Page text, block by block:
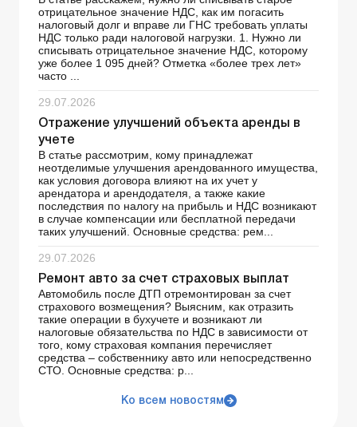
отрицательное значение НДС, как им погасить
налоговый долг и вправе ли ГНС требовать уплаты
НДС только ради налоговой нагрузки. 1. Нужно ли
списывать отрицательное значение НДС, которому
уже более 1 095 дней? Отметка «более трех лет»
часто ...
29.07.2026
Отражение улучшений объекта аренды в
учете
В статье рассмотрим, кому принадлежат
неотделимые улучшения арендованного имущества,
как условия договора влияют на их учет у
арендатора и арендодателя, а также какие
последствия по налогу на прибыль и НДС возникают
в случае компенсации или бесплатной передачи
таких улучшений. Основные средства: рем...
29.07.2026
Ремонт авто за счет страховых выплат
Автомобиль после ДТП отремонтирован за счет
страхового возмещения? Выясним, как отразить
такие операции в бухучете и возникают ли
налоговые обязательства по НДС в зависимости от
того, кому страховая компания перечисляет
средства – собственнику авто или непосредственно
СТО. Основные средства: р...
Ко всем новостям